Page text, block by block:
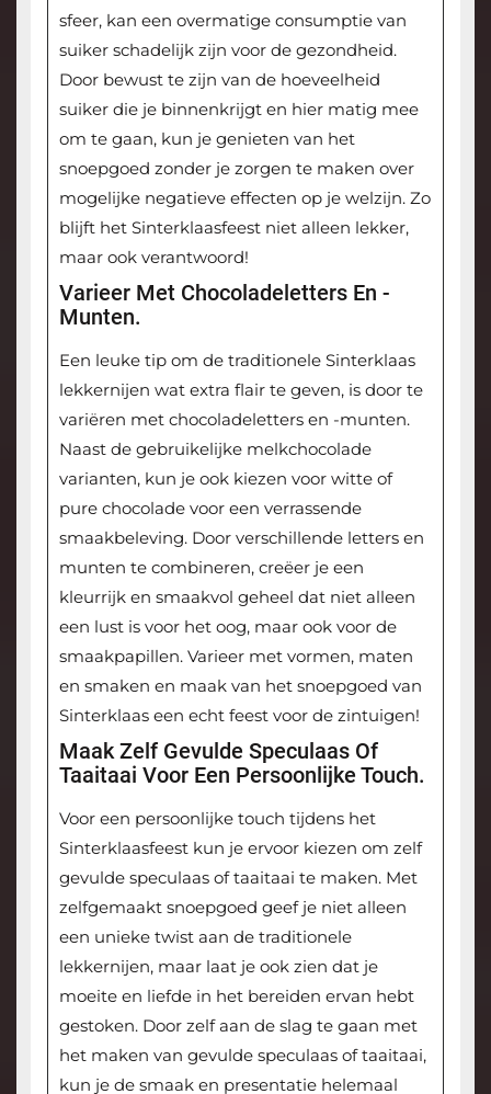
sfeer, kan een overmatige consumptie van
suiker schadelijk zijn voor de gezondheid.
Door bewust te zijn van de hoeveelheid
suiker die je binnenkrijgt en hier matig mee
om te gaan, kun je genieten van het
snoepgoed zonder je zorgen te maken over
mogelijke negatieve effecten op je welzijn. Zo
blijft het Sinterklaasfeest niet alleen lekker,
maar ook verantwoord!
Varieer Met Chocoladeletters En -
Munten.
Een leuke tip om de traditionele Sinterklaas
lekkernijen wat extra flair te geven, is door te
variëren met chocoladeletters en -munten.
Naast de gebruikelijke melkchocolade
varianten, kun je ook kiezen voor witte of
pure chocolade voor een verrassende
smaakbeleving. Door verschillende letters en
munten te combineren, creëer je een
kleurrijk en smaakvol geheel dat niet alleen
een lust is voor het oog, maar ook voor de
smaakpapillen. Varieer met vormen, maten
en smaken en maak van het snoepgoed van
Sinterklaas een echt feest voor de zintuigen!
Maak Zelf Gevulde Speculaas Of
Taaitaai Voor Een Persoonlijke Touch.
Voor een persoonlijke touch tijdens het
Sinterklaasfeest kun je ervoor kiezen om zelf
gevulde speculaas of taaitaai te maken. Met
zelfgemaakt snoepgoed geef je niet alleen
een unieke twist aan de traditionele
lekkernijen, maar laat je ook zien dat je
moeite en liefde in het bereiden ervan hebt
gestoken. Door zelf aan de slag te gaan met
het maken van gevulde speculaas of taaitaai,
kun je de smaak en presentatie helemaal